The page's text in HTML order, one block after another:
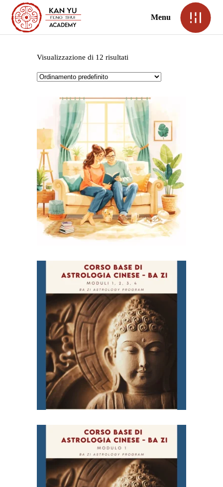
Menu
Visualizzazione di 12 risultati
Corso Appartamento in
città – Feng Shui Case
Studies
€197,00
Corso Base di Astrologia
Cinese (Ba Zi) – Moduli
1-2-3-4
€313,00
Corso Base di Astrologia